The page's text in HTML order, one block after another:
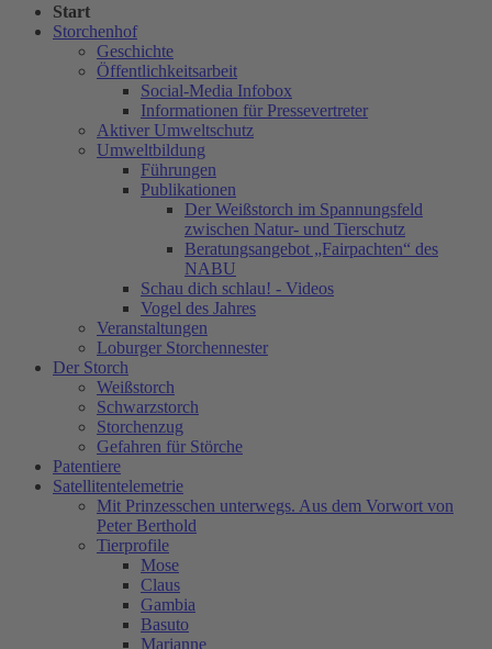
Start
Storchenhof
Geschichte
Öffentlichkeitsarbeit
Social-Media Infobox
Informationen für Pressevertreter
Aktiver Umweltschutz
Umweltbildung
Führungen
Publikationen
Der Weißstorch im Spannungsfeld
zwischen Natur- und Tierschutz
Beratungsangebot „Fairpachten“ des
NABU
Schau dich schlau! - Videos
Vogel des Jahres
Veranstaltungen
Loburger Storchennester
Der Storch
Weißstorch
Schwarzstorch
Storchenzug
Gefahren für Störche
Patentiere
Satellitentelemetrie
Mit Prinzesschen unterwegs. Aus dem Vorwort von
Peter Berthold
Tierprofile
Mose
Claus
Gambia
Basuto
Marianne